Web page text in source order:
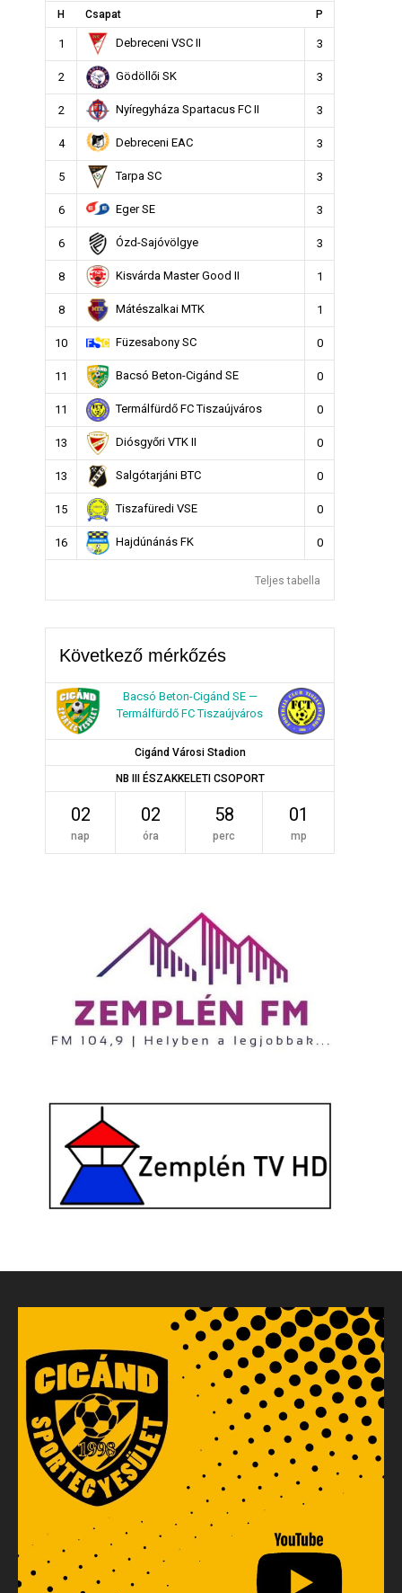
H Csapat P
1 Debreceni VSC II 3
2 Gödöllői SK 3
2 Nyíregyháza Spartacus FC II 3
4 Debreceni EAC 3
5 Tarpa SC 3
6 Eger SE 3
6 Ózd-Sajóvölgye 3
8 Kisvárda Master Good II 1
8 Mátészalkai MTK 1
10 Füzesabony SC 0
11 Bacsó Beton-Cigánd SE 0
11 Termálfürdő FC Tiszaújváros 0
13 Diósgyőri VTK II 0
13 Salgótarjáni BTC 0
15 Tiszafüredi VSE 0
16 Hajdúnánás FK 0
Teljes tabella
Következő mérkőzés
Bacsó Beton-Cigánd SE —
Termálfürdő FC Tiszaújváros
Cigánd Városi Stadion
NB III ÉSZAKKELETI CSOPORT
02
nap
02
óra
58
perc
01
mp